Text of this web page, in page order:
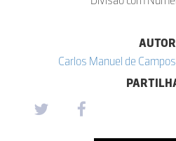
AUTOR
Carlos Manuel de